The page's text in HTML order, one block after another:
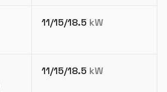
11/15/18.5 kW
11/15/18.5 kW